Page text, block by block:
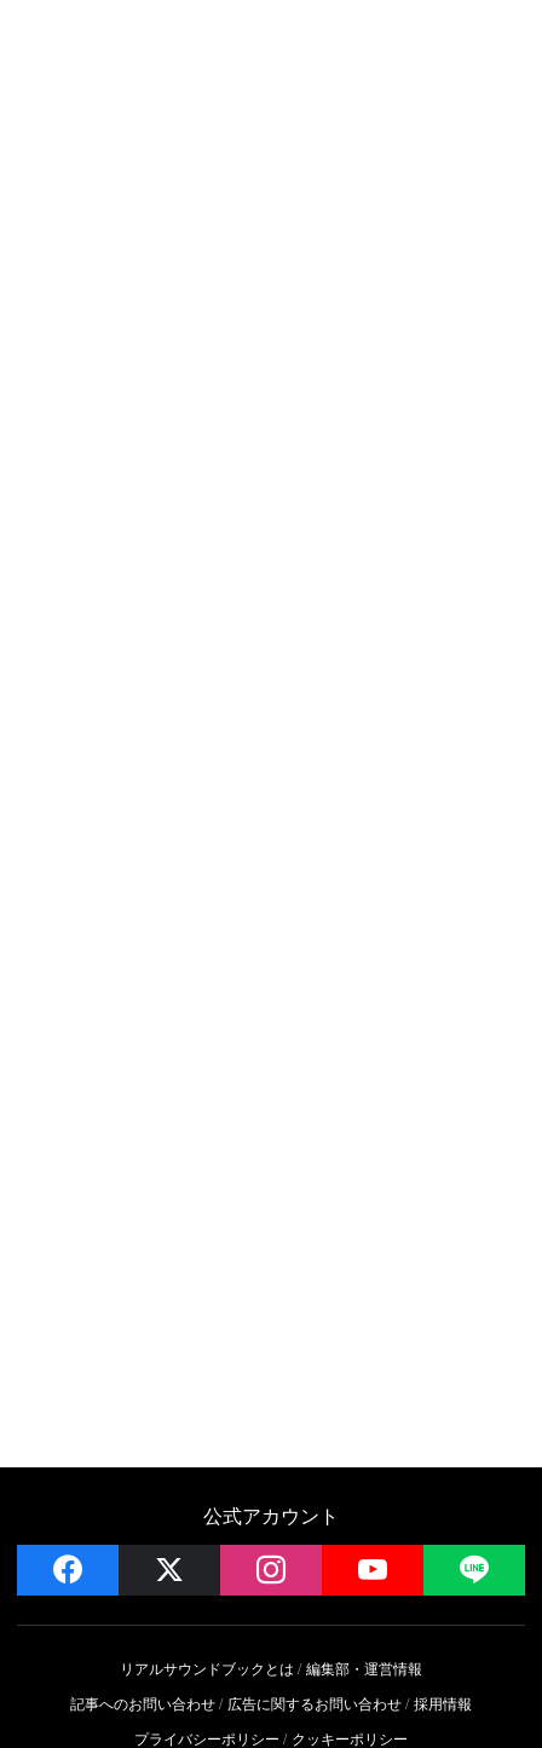
公式アカウント
facebook instagram YouTube
リアルサウンドブックとは
編集部・運営情報
記事へのお問い合わせ
広告に関するお問い合わせ 採用情報
プライバシーポリシー
クッキーポリシー